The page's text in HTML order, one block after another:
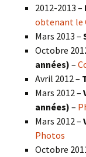
2012-2013 –
obtenant le
Mars 2013 –
Octobre
années) –
Avril 2012 –
Mars 2012 –
années) –
Mars 2012 –
Photos
Octobre